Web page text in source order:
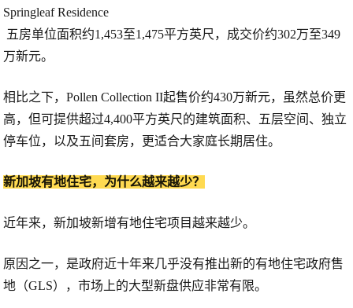
Springleaf Residence
五房单位面积约1,453至1,475平方英尺，成交价约302万至349
万新元。
相比之下，Pollen Collection II起售价约430万新元，虽然总价更
高，但可提供超过4,400平方英尺的建筑面积、五层空间、独立
停车位，以及五间套房，更适合大家庭长期居住。
新加坡有地住宅，为什么越来越少？
近年来，新加坡新增有地住宅项目越来越少。
原因之一，是政府近十年来几乎没有推出新的有地住宅政府售
地（GLS），市场上的大型新盘供应非常有限。